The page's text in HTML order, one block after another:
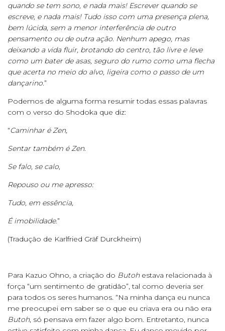
quando se tem sono, e nada mais! Escrever quando se
escreve, e nada mais! Tudo isso com uma presença plena,
bem lúcida, sem a menor interferência de outro
pensamento ou de outra ação. Nenhum apego, mas
deixando a vida fluir, brotando do centro, tão livre e leve
como um bater de asas, seguro do rumo como uma flecha
que acerta no meio do alvo, ligeira como o passo de um
dançarino.”
Podemos de alguma forma resumir todas essas palavras
com o verso do Shodoka que diz:
“Caminhar é Zen,
Sentar também é Zen.
Se falo, se calo,
Repouso ou me apresso:
Tudo, em essência,
É imobilidade.”
(Tradução de Karlfried Gräf Durckheim)
Para Kazuo Ohno, a criação do Butohestava relacionada à
força “um sentimento de gratidão”, tal como deveria ser
para todos os seres humanos. “Na minha dança eu nunca
me preocupei em saber se o que eu criava era ou não era
Butoh, só pensava em fazer algo bom. Entretanto, nunca